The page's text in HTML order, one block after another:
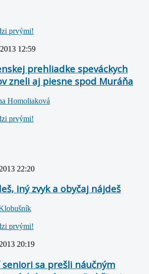
prvými!
12:59
prehliadke speváckych
zneli aj piesne spod Muráňa
Homoliaková
prvými!
22:20
iný zvyk a obyčaj nájdeš
prvými!
20:19
sa prešli náučným